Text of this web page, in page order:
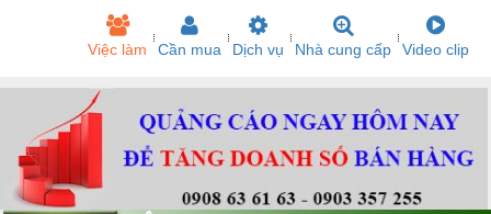
Việc làm Cần mua Dịch vụ Nhà cung cấp Video clip